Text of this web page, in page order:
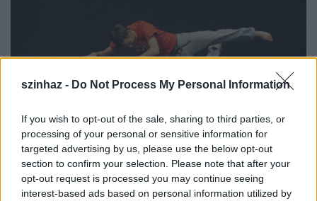
szinhaz - Do Not Process My Personal Information
If you wish to opt-out of the sale, sharing to third parties, or
processing of your personal or sensitive information for
targeted advertising by us, please use the below opt-out
section to confirm your selection. Please note that after your
opt-out request is processed you may continue seeing
interest-based ads based on personal information utilized by
Uri Shafir (fotó: Gadi Dagon)